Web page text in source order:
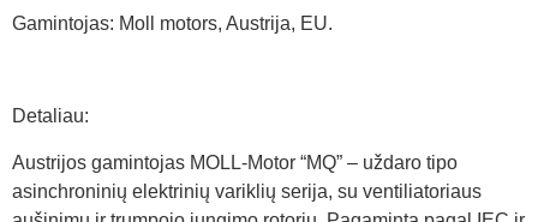
Gamintojas: Moll motors, Austrija, EU.
Detaliau:
Austrijos gamintojas MOLL-Motor “MQ” – uždaro tipo
asinchroninių elektrinių variklių serija, su ventiliatoriaus